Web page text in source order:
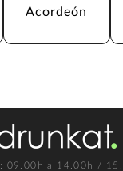
Acordeón
: 09.00h a 14.00h /